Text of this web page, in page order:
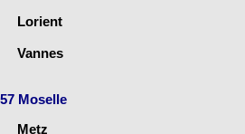
Lorient
Vannes
57 Moselle
Metz